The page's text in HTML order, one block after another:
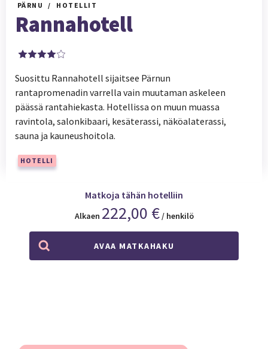
PÄRNU HOTELLIT
Rannahotell
Suosittu Rannahotell sijaitsee Pärnun
rantapromenadin varrella vain muutaman askeleen
päässä rantahiekasta. Hotellissa on muun muassa
ravintola, salonkibaari, kesäterassi, näköalaterassi,
sauna ja kauneushoitola.
HOTELLI
Matkoja tähän hotelliin
Alkaen 222,00 €/ henkilö
AVAA MATKAHAKU